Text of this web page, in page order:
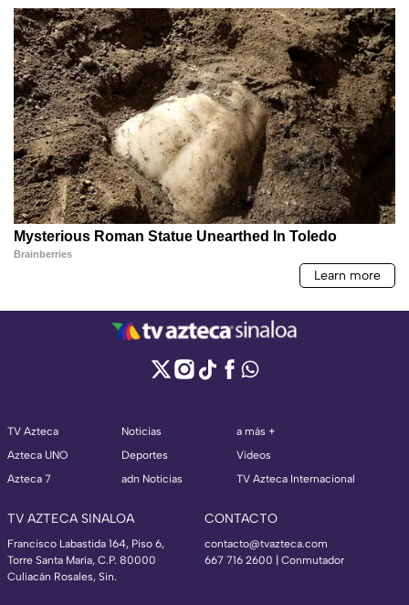
TV Azteca
Azteca UNO
Azteca 7
Noticias
Deportes
adn Noticias
a más +
Videos
TV Azteca Internacional
TV AZTECA SINALOA
Francisco Labastida 164, Piso 6,
Torre Santa María, C.P. 80000
Culiacán Rosales, Sin.
CONTACTO
contacto@tvazteca.com
667 716 2600 | Conmutador